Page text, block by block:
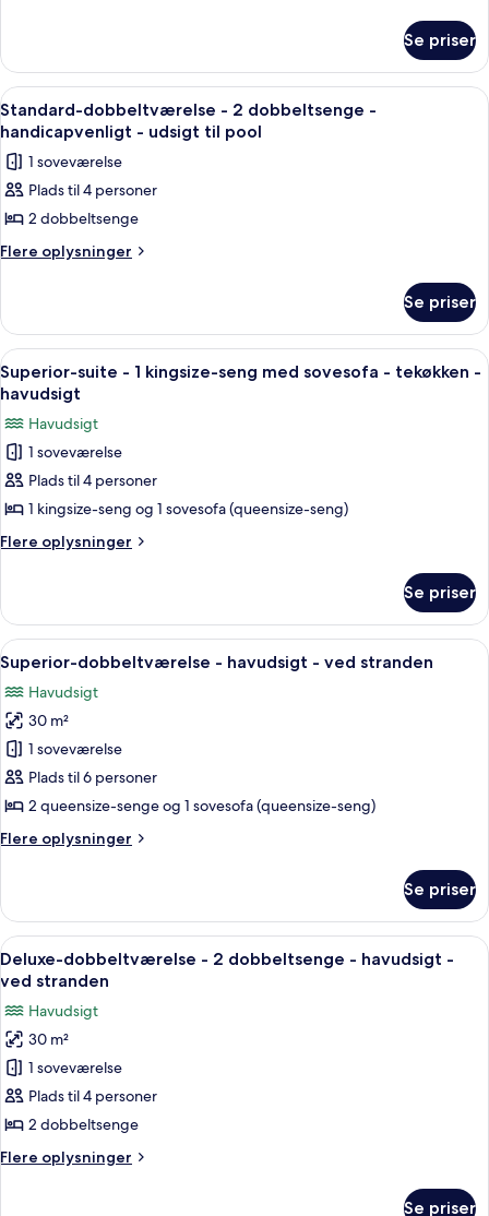
handicapvenligt
havudsigt
dobbeltværelse
2
dobbeltsenge
handicapvenligt
Se priser
Indlæs
alle
billeder
af
Standard-
dobbeltværelse
-
-
handicapvenligt
-
udsigt
til
pool
Et hotelværelse med to senge, et
9
Standard-dobbeltværelse - 2 dobbeltsenge -
handicapvenligt - udsigt til pool
1 soveværelse
Plads til 4 personer
2 dobbeltsenge
Flere oplysninger
Flere
dobbeltværelse
2
dobbeltsenge
handicapvenligt
udsigt
til
pool
Se priser
Indlæs
alle
billeder
af
Superior-
suite
-
1
med
sovesofa
-
tekøkken
-
havudsigt
Et kompakt køkken med hvide
1
Superior-suite - 1 kingsize-seng med sovesofa - tekøkken -
havudsigt
Havudsigt
1 soveværelse
Plads til 4 personer
1 kingsize-seng og 1 sovesofa (queensize-seng)
Flere oplysninger
Flere
suite
1
kingsize-
seng
med
sovesofa
tekøkken
-
havudsigt
Se priser
Indlæs
alle
billeder
af
Superior-
dobbeltværelse
-
-
Et hotelværelse med en grøn væg,
7
Superior-dobbeltværelse - havudsigt - ved stranden
Havudsigt
30 m²
1 soveværelse
Plads til 6 personer
2 queensize-senge og 1 sovesofa (queensize-seng)
Flere oplysninger
Flere
dobbeltværelse
havudsigt
-
stranden
Se priser
Indlæs
alle
af
Deluxe-
dobbeltværelse
-
2
dobbeltsenge
-
Et hotelværelse med to senge, et
7
Deluxe-dobbeltværelse - 2 dobbeltsenge - havudsigt -
ved stranden
Havudsigt
30 m²
1 soveværelse
Plads til 4 personer
2 dobbeltsenge
Flere oplysninger
Flere
Se priser